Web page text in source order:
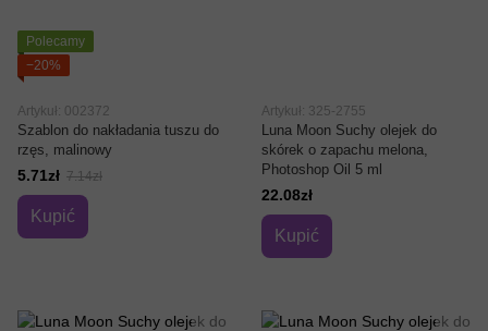
Polecamy
−20%
Artykuł: 002372
Szablon do nakładania tuszu do
rzęs, malinowy
5.71zł 7.14zł
Kupić
Artykuł: 325-2755
Luna Moon Suchy olejek do
skórek o zapachu melona, ​​
Photoshop Oil 5 ml
22.08zł
Kupić